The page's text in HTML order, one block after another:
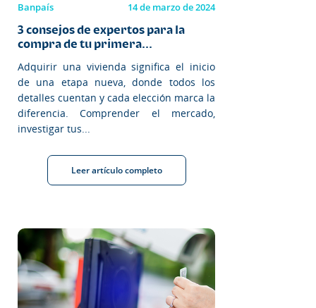
Banpaís 14 de marzo de 2024
3 consejos de expertos para la
compra de tu primera...
Adquirir una vivienda significa el inicio
de una etapa nueva, donde todos los
detalles cuentan y cada elección marca la
diferencia. Comprender el mercado,
investigar tus...
Leer artículo completo